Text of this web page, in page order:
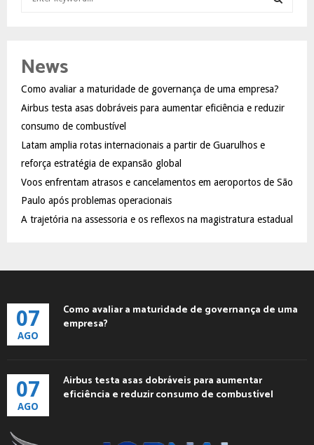
h
o
r
:
R
News
Como avaliar a maturidade de governança de uma empresa?
Airbus testa asas dobráveis para aumentar eficiência e reduzir
consumo de combustível
Latam amplia rotas internacionais a partir de Guarulhos e
reforça estratégia de expansão global
Voos enfrentam atrasos e cancelamentos em aeroportos de São
Paulo após problemas operacionais
A trajetória na assessoria e os reflexos na magistratura estadual
07
AGO
Como avaliar a maturidade de governança de uma
empresa?
07
AGO
Airbus testa asas dobráveis para aumentar
eficiência e reduzir consumo de combustível